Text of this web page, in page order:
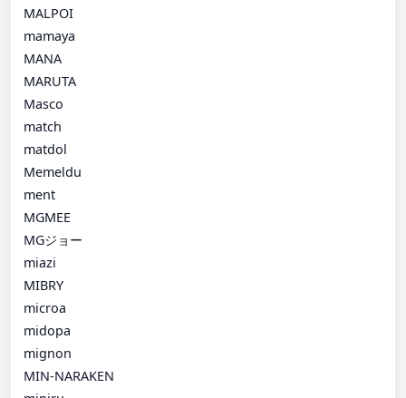
MALPOI
mamaya
MANA
MARUTA
Masco
match
matdol
Memeldu
ment
MGMEE
MGジョー
miazi
MIBRY
microa
midopa
mignon
MIN-NARAKEN